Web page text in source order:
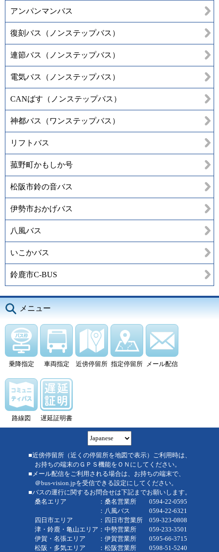
アンパンマンバス
復刻バス（ノンステップバス）
連節バス（ノンステップバス）
電気バス（ノンステップバス）
CANばす（ノンステップバス）
神都バス（ワンステップバス）
リフトバス
菰野町かもしか号
松阪市鈴の音バス
伊勢市おかげバス
八風バス
いこかバス
鈴鹿市C-BUS
メニュー
乗降指定 車両指定 近傍停留所 指定停留所 メール配信
路線図 遅延証明書
■近傍停留所（近くの停留所を地図で表示）ご利用時は、
お持ちの端末のＧＰＳ機能をＯＮにしてください。
■メール配信をご利用される場合は、お持ちの端末で、
＠bus-vision.jpを受信できる設定にしてください。
■バスの運行に関するお問合せは下記までお願いします。
桑名エリア ：桑名営業所 0594-22-0595
：八風バス 0594-22-6321
四日市エリア ：四日市営業所 059-323-0808
津・鈴鹿・亀山エリア：中勢営業所 059-233-3501
伊賀・名張エリア ：伊賀営業所 0595-66-3715
松阪・多気エリア ：松阪営業所 0598-51-5240